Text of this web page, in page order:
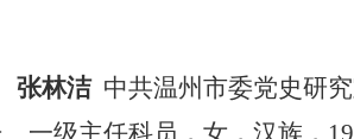
张林洁中共温州市委党史研
一级主任科员，女，汉族，